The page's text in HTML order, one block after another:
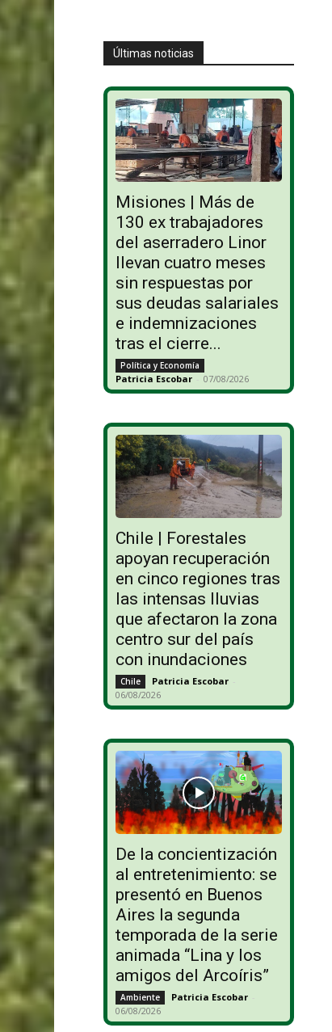
Últimas noticias
Misiones | Más de
130 ex trabajadores
del aserradero Linor
llevan cuatro meses
sin respuestas por
sus deudas salariales
e indemnizaciones
tras el cierre...
Política y Economía
Patricia Escobar - 07/08/2026
Chile | Forestales
apoyan recuperación
en cinco regiones tras
las intensas lluvias
que afectaron la zona
centro sur del país
con inundaciones
Chile Patricia Escobar -
06/08/2026
De la concientización
al entretenimiento: se
presentó en Buenos
Aires la segunda
temporada de la serie
animada “Lina y los
amigos del Arcoíris”
Ambiente Patricia Escobar -
06/08/2026